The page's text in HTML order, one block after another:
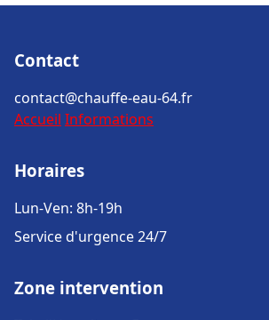
Contact
contact@chauffe-eau-64.fr
Accueil Informations
Horaires
Lun-Ven: 8h-19h
Service d'urgence 24/7
Zone intervention